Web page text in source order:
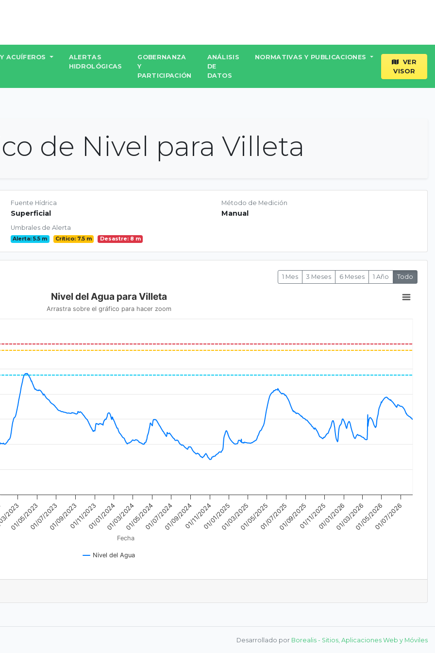
ACUÍFEROS
ALERTAS
HIDROLÓGICAS
GOBERNANZA
Y
PARTICIPACIÓN
ANÁLISIS
DE
DATOS
NORMATIVAS Y PUBLICACIONES
VER
VISOR
de Nivel para Villeta
Fuente Hídrica
Superficial
Método de Medición
Manual
Umbrales de Alerta
Alerta: 5.5 m Crítico: 7.5 m Desastre: 8 m
1 Mes 3 Meses 6 Meses 1 Año Todo
2021-08-07 00:00:00 to 2026-08-07 00:00:00.
from -1.21 to 5.64.
Fecha
Nivel del Agua para Villeta
Arrastra sobre el gráfico para hacer zoom
Nivel del Agua
2023
01/05/202301/07/202301/09/202301/11/202301/01/202401/03/202401/05/202401/07/202401/09/202401/11/202401/01/202501/03/202501/05/202501/07/202501/09/202501/11/202501/01/202601/03/202601/05/202601/07/2026
Desarrollado por Borealis - Sitios, Aplicaciones Web y Móviles